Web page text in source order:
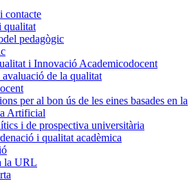
contacte
qualitat
pedagògic
i Innovació Academicodocent
avaluació de la qualitat
per al bon ús de les eines basades en la
Artificial
i de prospectiva universitària
i qualitat acadèmica
la URL